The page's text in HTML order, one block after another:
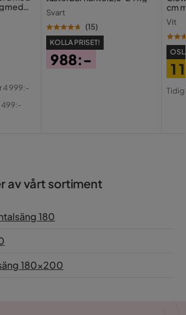
med
4 999:-
499:-
Svart
(15)
KOLLA PRISET!
988:-
cm
Vit
1
av vårt sortiment
180
180x200